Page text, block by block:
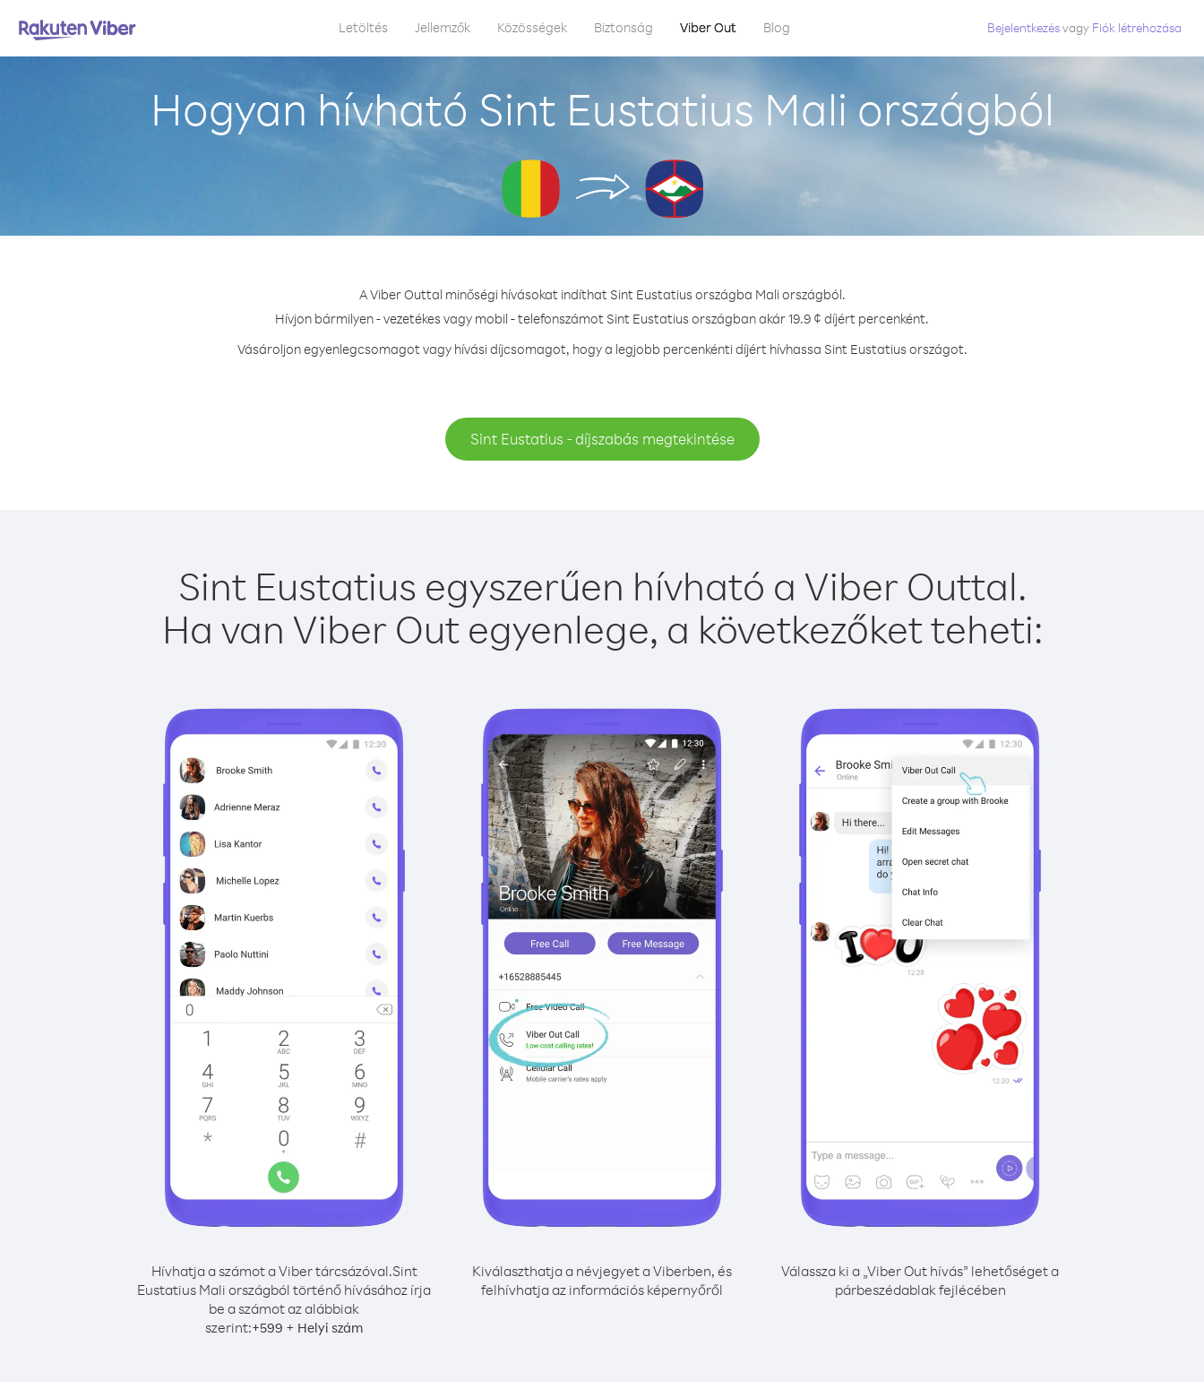
Letöltés Jellemzők Közösségek Biztonság Viber Out Blog Bejelentkezésvagy Fiók létrehozása
Hogyan hívható Sint Eustatius Mali országból
A Viber Outtal minőségi hívásokat indíthat Sint Eustatius országba Mali országból.
Hívjon bármilyen - vezetékes vagy mobil - telefonszámot Sint Eustatius országban akár 19.9 ¢ díjért percenként.
Vásároljon egyenlegcsomagot vagy hívási díjcsomagot, hogy a legjobb percenkénti díjért hívhassa Sint Eustatius országot.
Sint Eustatius - díjszabás megtekintése
Sint Eustatius egyszerűen hívható a Viber Outtal.
Ha van Viber Out egyenlege, a következőket teheti:
Hívhatja a számot a Viber tárcsázóval.Sint
Eustatius Mali országból történő hívásához írja
be a számot az alábbiak
szerint:+599 + Helyi szám
Kiválaszthatja a névjegyet a Viberben, és
felhívhatja az információs képernyőről
Válassza ki a „Viber Out hívás” lehetőséget a
párbeszédablak fejlécében